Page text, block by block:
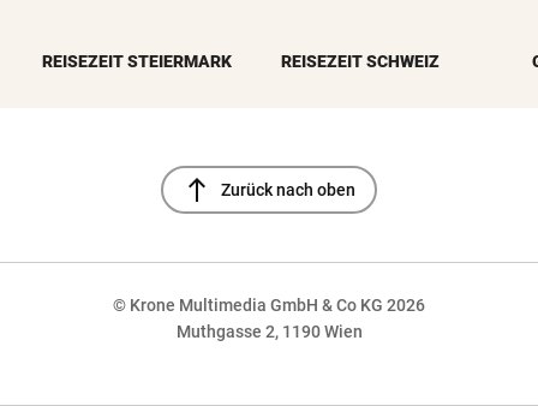
REISEZEIT STEIERMARK REISEZEIT SCHWEIZ
north Zurück nach oben
© Krone Multimedia GmbH & Co KG 2026
Muthgasse 2, 1190 Wien